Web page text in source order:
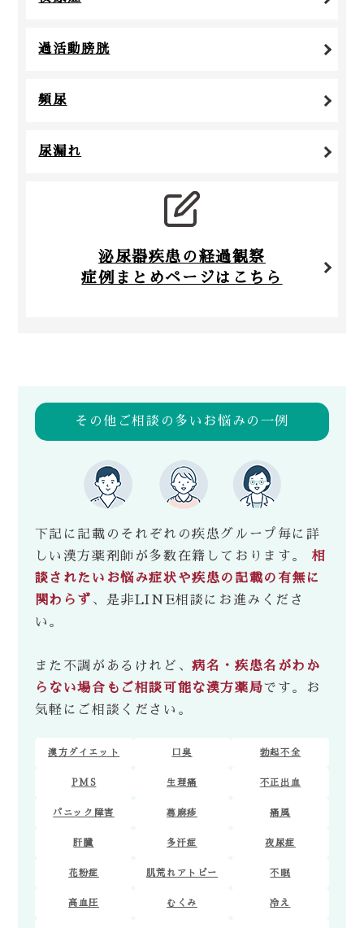
過活動膀胱
頻尿
尿漏れ
泌尿器疾患の経過観察
症例まとめページはこちら
その他ご相談の多いお悩みの一例
下記に記載のそれぞれの疾患グループ毎に詳
しい漢方薬剤師が多数在籍しております。 相
談されたいお悩み症状や疾患の記載の有無に
関わらず、是非LINE相談にお進みくださ
い。
また不調があるけれど、病名・疾患名がわか
らない場合もご相談可能な漢方薬局です。お
気軽にご相談ください。
漢方ダイエット 口臭 勃起不全
PMS 生理痛 不正出血
パニック障害 蕁麻疹 痛風
肝臓 多汗症 夜尿症
花粉症 肌荒れアトピー 不眠
高血圧 むくみ 冷え